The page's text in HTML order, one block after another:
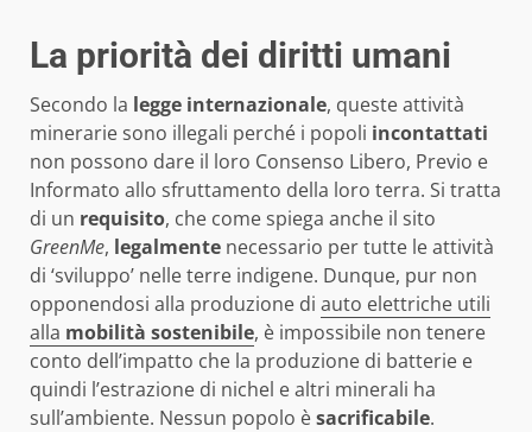
La priorità dei diritti umani
Secondo la legge internazionale, queste attività
minerarie sono illegali perché i popoli incontattati
non possono dare il loro Consenso Libero, Previo e
Informato allo sfruttamento della loro terra. Si tratta
di un requisito, che come spiega anche il sito
GreenMe, legalmente necessario per tutte le attività
di ‘sviluppo’ nelle terre indigene. Dunque, pur non
opponendosi alla produzione di auto elettriche utili
alla mobilità sostenibile, è impossibile non tenere
conto dell’impatto che la produzione di batterie e
quindi l’estrazione di nichel e altri minerali ha
sull’ambiente. Nessun popolo èsacrificabile.